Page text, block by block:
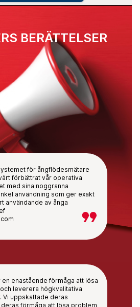
BERÄTTELSER
för ångflödesmätare
förbättrat vår operativa
med sina noggranna
användning som ger exakt
användande av ånga
en enastående förmåga att lösa
leverera högkvalitativa
Vi uppskattade deras
förmåga att lösa problem